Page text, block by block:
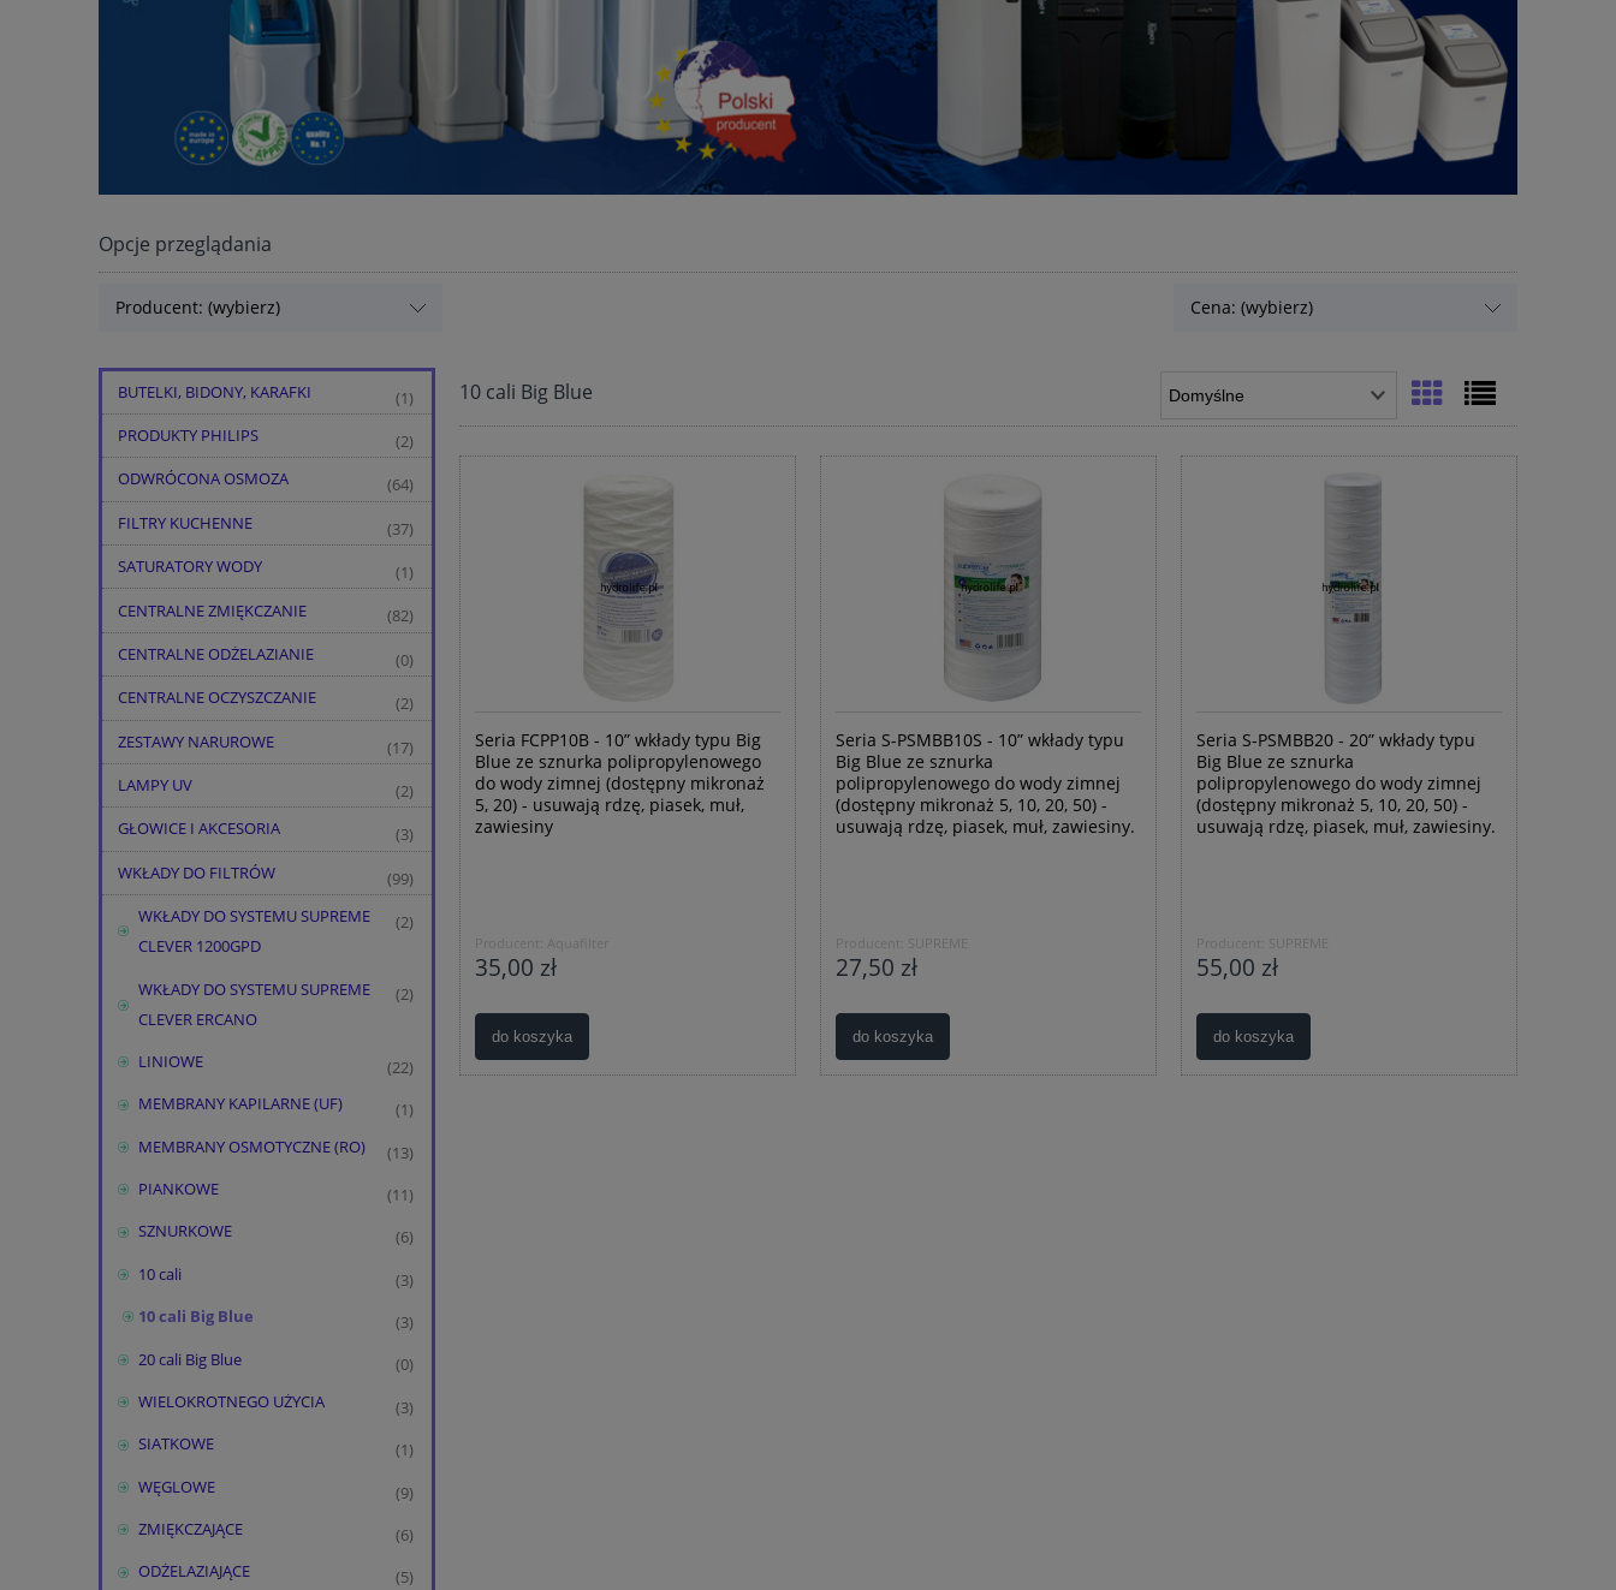
Opcje przeglądania
Producent: (wybierz) Cena: (wybierz)
BUTELKI, BIDONY, KARAFKI (1)
PRODUKTY PHILIPS (2)
ODWRÓCONA OSMOZA (64)
FILTRY KUCHENNE (37)
SATURATORY WODY (1)
CENTRALNE ZMIĘKCZANIE (82)
CENTRALNE ODŻELAZIANIE (0)
CENTRALNE OCZYSZCZANIE (2)
ZESTAWY NARUROWE (17)
LAMPY UV (2)
GŁOWICE I AKCESORIA (3)
WKŁADY DO FILTRÓW (99)
WKŁADY DO SYSTEMU SUPREME
CLEVER 1200GPD
(2)
WKŁADY DO SYSTEMU SUPREME
CLEVER ERCANO
(2)
LINIOWE (22)
MEMBRANY KAPILARNE (UF) (1)
MEMBRANY OSMOTYCZNE (RO) (13)
PIANKOWE (11)
SZNURKOWE (6)
10 cali (3)
10 cali Big Blue (3)
20 cali Big Blue (0)
WIELOKROTNEGO UŻYCIA (3)
SIATKOWE (1)
WĘGLOWE (9)
ZMIĘKCZAJĄCE (6)
ODŻELAZIAJĄCE (5)
10 cali Big Blue
Seria FCPP10B - 10” wkłady typu Big
Blue ze sznurka polipropylenowego
do wody zimnej (dostępny mikronaż
5, 20) - usuwają rdzę, piasek, muł,
zawiesiny
Producent: Aquafilter
35,00 zł
do koszyka
Seria S-PSMBB10S - 10” wkłady typu
Big Blue ze sznurka
polipropylenowego do wody zimnej
(dostępny mikronaż 5, 10, 20, 50) -
usuwają rdzę, piasek, muł, zawiesiny.
Producent: SUPREME
27,50 zł
do koszyka
Seria S-PSMBB20 - 20” wkłady typu
Big Blue ze sznurka
polipropylenowego do wody zimnej
(dostępny mikronaż 5, 10, 20, 50) -
usuwają rdzę, piasek, muł, zawiesiny.
Producent: SUPREME
55,00 zł
do koszyka